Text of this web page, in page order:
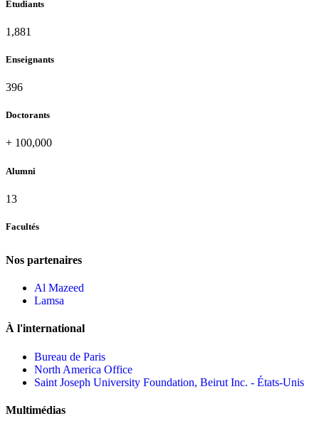
Étudiants
1,995
Enseignants
420
Doctorants
+ 100,000
Alumni
13
Facultés
Nos partenaires
Al Mazeed
Lamsa
À l'international
Bureau de Paris
North America Office
Saint Joseph University Foundation, Beirut Inc. - États-Unis
Multimédias